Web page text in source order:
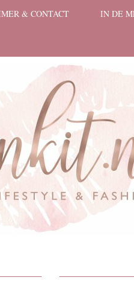
& CONTACT IN DE